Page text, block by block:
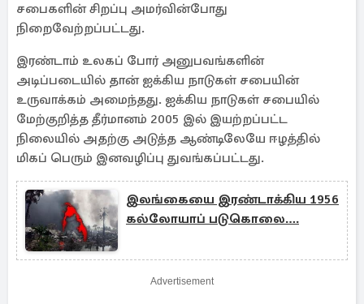
சபைகளின் சிறப்பு அமர்வின்போது
நிறைவேற்றப்பட்டது.
இரண்டாம் உலகப் போர் அனுபவங்களின்
அடிப்படையில் தான் ஐக்கிய நாடுகள் சபையின்
உருவாக்கம் அமைந்தது. ஐக்கிய நாடுகள் சபையில்
மேற்குறித்த தீர்மானம் 2005 இல் இயற்றப்பட்ட
நிலையில் அதற்கு அடுத்த ஆண்டிலேயே ஈழத்தில்
மிகப் பெரும் இனவழிப்பு துவங்கப்பட்டது.
இலங்கையை இரண்டாக்கிய 1956
கல்லோயாப் படுகொலை….
Advertisement